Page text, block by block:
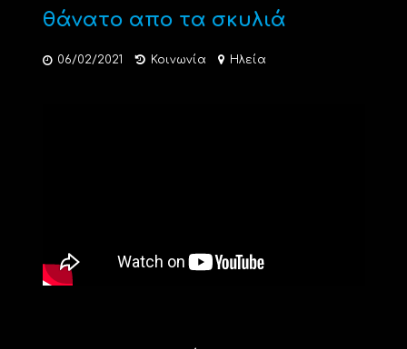
θάνατο απο τα σκυλιά
06/02/2021 Κοινωνία Ηλεία